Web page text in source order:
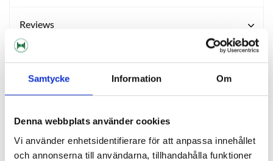
Samtycke Information Om
Denna webbplats använder cookies
Vi använder enhetsidentifierare för att anpassa innehållet
och annonserna till användarna, tillhandahålla funktioner
Reviews
About the manufacturer
RELATED PRODUCTS